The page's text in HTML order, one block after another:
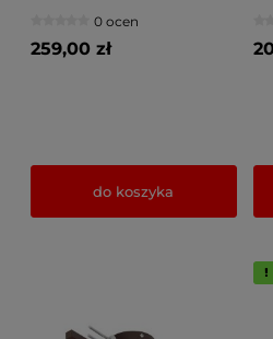
chromowane detale
0 ocen
259,00 zł
do koszyka